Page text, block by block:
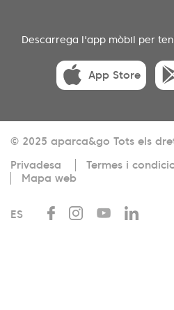
Descarrega l'app mòbil per
App Store
© 2025 aparca&go Tots els
Privadesa
Termes i
Mapa web
ES